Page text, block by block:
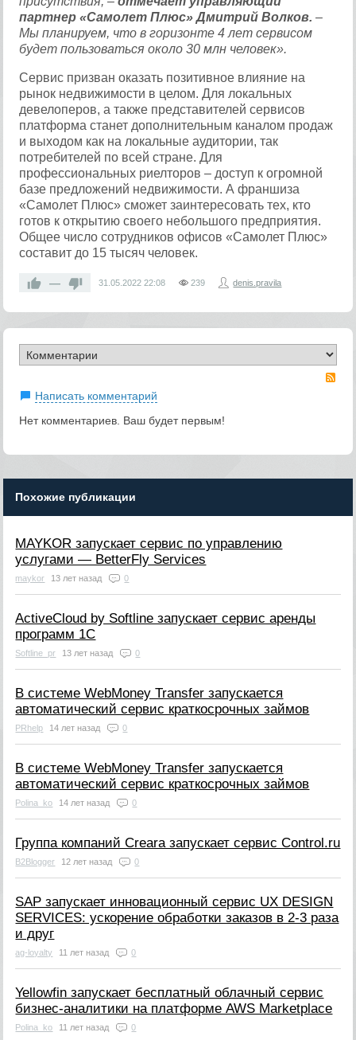
партнер «Самолет Плюс» Дмитрий Волков. –
Мы планируем, что в горизонте 4 лет сервисом
будет пользоваться около 30 млн человек».
Сервис призван оказать позитивное влияние на
рынок недвижимости в целом. Для локальных
девелоперов, а также представителей сервисов
платформа станет дополнительным каналом продаж
и выходом как на локальные аудитории, так
потребителей по всей стране. Для
профессиональных риелторов – доступ к огромной
базе предложений недвижимости. А франшиза
«Самолет Плюс» сможет заинтересовать тех, кто
готов к открытию своего небольшого предприятия.
Общее число сотрудников офисов «Самолет Плюс»
составит до 15 тысяч человек.
— 31.05.2022 22:08 239 denis.pravila
Написать комментарий
Нет комментариев. Ваш будет первым!
Похожие публикации
MAYKOR запускает сервис по управлению
услугами — BetterFly Services
maykor 13 лет назад 0
ActiveCloud by Softline запускает сервис аренды
программ 1C
Softline_pr 13 лет назад 0
В системе WebMoney Transfer запускается
автоматический сервис краткосрочных займов
PRhelp 14 лет назад 0
В системе WebMoney Transfer запускается
автоматический сервис краткосрочных займов
Polina_ko 14 лет назад 0
Группа компаний Creara запускает сервис Control.ru
B2Blogger 12 лет назад 0
SAP запускает инновационный сервис UX DESIGN
SERVICES: ускорение обработки заказов в 2-3 раза
и друг
ag-loyalty 11 лет назад 0
Yellowfin запускает бесплатный облачный сервис
бизнес-аналитики на платформе AWS Marketplace
Polina_ko 11 лет назад 0